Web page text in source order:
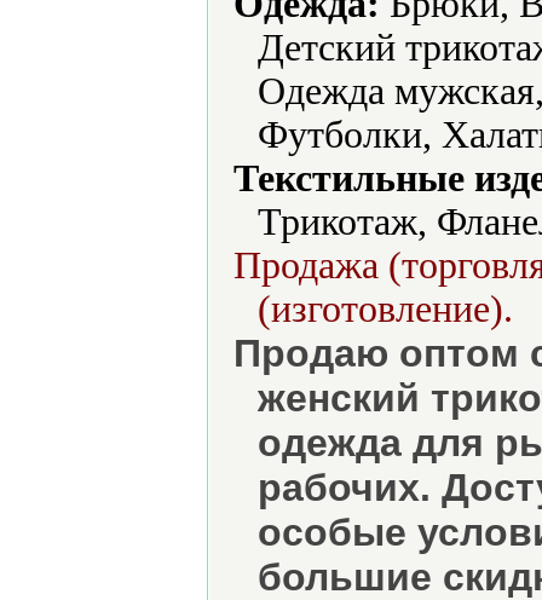
Детский
Одежда
Футболки,
Текстильные
Трикотаж,
Продажа
(изготовление).
Продаю оптом
женский
одежда для
рабочих.
особые
большие